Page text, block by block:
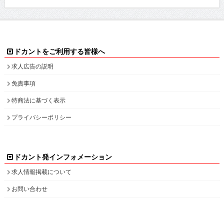
ドカントをご利用する皆様へ
求人広告の説明
免責事項
特商法に基づく表示
プライバシーポリシー
ドカント発インフォメーション
求人情報掲載について
お問い合わせ